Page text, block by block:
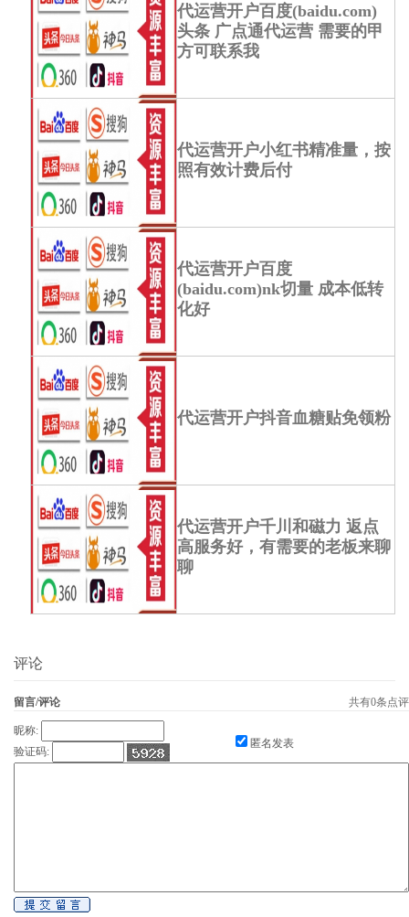
代运营开户百度(baidu.com)
头条 广点通代运营 需要的甲
方可联系我
代运营开户小红书精准量，按
照有效计费后付
代运营开户百度
(baidu.com)nk切量 成本低转
化好
代运营开户抖音血糖贴免领粉
代运营开户千川和磁力 返点
高服务好，有需要的老板来聊
聊
评论
留言/评论 共有0条点评
昵称:
验证码:
匿名发表